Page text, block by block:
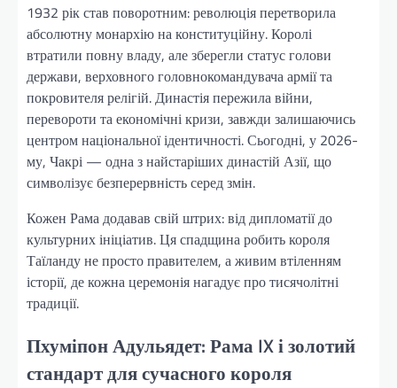
1932 рік став поворотним: революція перетворила
абсолютну монархію на конституційну. Королі
втратили повну владу, але зберегли статус голови
держави, верховного головнокомандувача армії та
покровителя релігій. Династія пережила війни,
перевороти та економічні кризи, завжди залишаючись
центром національної ідентичності. Сьогодні, у 2026-
му, Чакрі — одна з найстаріших династій Азії, що
символізує безперервність серед змін.
Кожен Рама додавав свій штрих: від дипломатії до
культурних ініціатив. Ця спадщина робить короля
Таїланду не просто правителем, а живим втіленням
історії, де кожна церемонія нагадує про тисячолітні
традиції.
Пхуміпон Адульядет: Рама IX і золотий
стандарт для сучасного короля